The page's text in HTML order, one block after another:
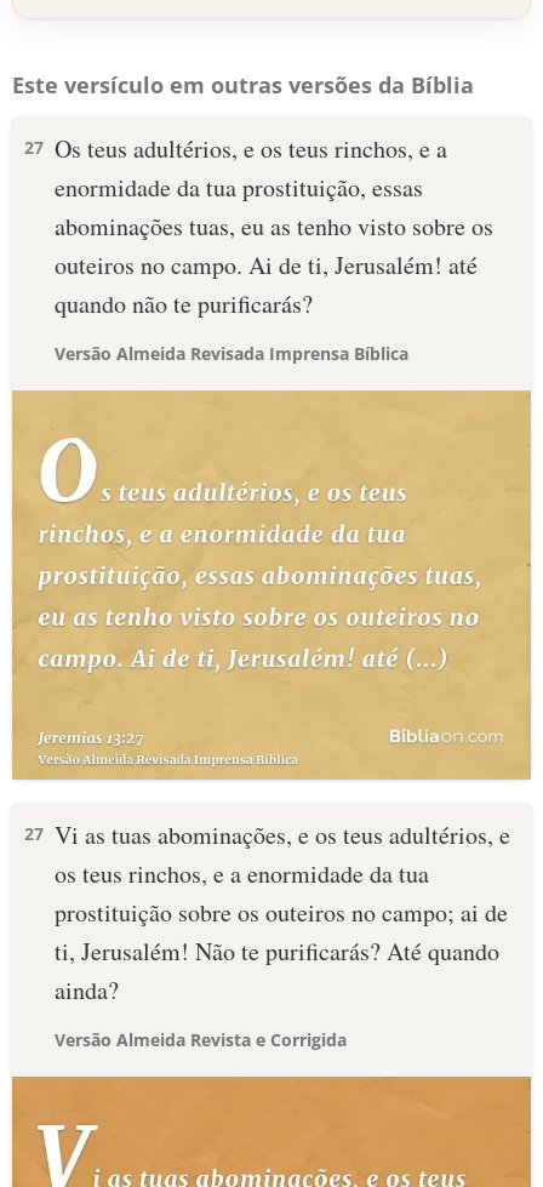
Este versículo em outras versões da Bíblia
27 Os teus adultérios, e os teus rinchos, e a
enormidade da tua prostituição, essas
abominações tuas, eu as tenho visto sobre os
outeiros no campo. Ai de ti, Jerusalém! até
quando não te purificarás?
Versão Almeida Revisada Imprensa Bíblica
27 Vi as tuas abominações, e os teus adultérios, e
os teus rinchos, e a enormidade da tua
prostituição sobre os outeiros no campo; ai de
ti, Jerusalém! Não te purificarás? Até quando
ainda?
Versão Almeida Revista e Corrigida